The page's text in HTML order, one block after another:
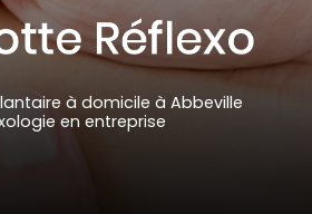
à domicile à Abbeville
en entreprise